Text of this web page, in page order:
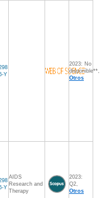
Y
2023: No
disponible**,
Otros
Y
AIDS
Research and
Therapy
2023:
Q2,
Otros